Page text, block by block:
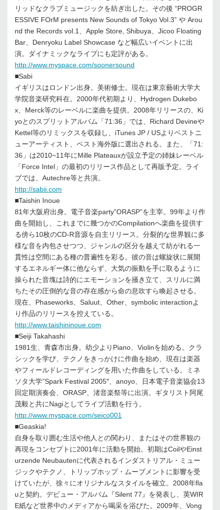
リッドなクラブミュージックを紡ぎ出した。その後 “PROGR
ESSIVE FOrM presents New Sounds of Tokyo Vol.3” や Arou
nd the Records vol.1、Apple Store, Shibuya、Jicoo Floating
Bar、Denryoku Label Showcase など幅広いイベントに出
演。ダイナミックなライブにも定評がある。
http://www.myspace.com/soonersound
■Sabi
イギリスはロンドン出身。美術修士。現在は東京藝術大学大
学院音楽研究科在。2000年代初期より、Hydrogen Dukebo
x、Merck等のレーベルに楽曲を提供。2008年リリースの、Ki
yoとのスプリットアルバム「71:36」では、Richard Devineや
Kettel等のリミックスを収録し、iTunes JP / USよりベストニ
ューアーティスト、ベスト海外版に選出される。また、「71:
36」は2010~11年にMille Plateauxが設立予定の姉妹レーベル
「Force Intel」の最初のリリース作品として再販予定。ライ
ブでは、Autechre等と共演。
http://sabii.com
■Taishin Inoue
81年大阪府出身。電子音楽party”ORASP”を主宰。99年より作
曲を開始し、これまでに幾つかのCompilationへ楽曲を提供す
る傍ら10枚のCD-R音源を自主リリース。分裂的な世界観に多
様な音を内包させつつ、ジャンルの区分を越えて紡がれる一
貫性は空間にある種の普遍性を彩る。彼の音は螺旋状に展開
するエネルギー体に他ならず、大気の振動を手に取るように
操られた音塊は詩的にエモーションを掻き立て、スリルに満
ちたその圧倒的な音の存在感から命の息吹すら喚起させる。
現在、Phaseworks、Saluut、Other、symbolic interactionよ
り作品のリリースを控えている。
http://www.taishininoue.com
■Seiji Takahashi
1981生、青森市出身。幼少よりPiano、Violinを始める。クラ
シックを学び、テクノをきっかけに作曲を始め、現在は楽器
やフィールドレコーディングを用いた作曲をしている。ミネ
ソタ大学”Spark Festival 2005″、anoyo、日本電子音楽協会13
回定期演奏会、ORASP、渚音楽祭等に出演。ギタリスト阿尾
茂毅と共にNagiとしてライブ活動を行う。
http://www.myspace.com/seico001
■Geaskia!
自身を取り囲む生活や他人との関わり、またはその世界観の
再現をコンセプトに2001年に活動を開始。初期はCoilやEinst
urzende Neubautenに代表されるインダストリアル・ミュー
ジックやテクノ、トリップホップ・ムーブメントに影響を受
けていたが、徐々にオリジナルなスタイルを確立。2008年fla
uと契約。デビュー・アルバム『Silent 77』を発表し、英WIR
E紙など世界中のメディアから喝采を浴びた。2009年、Vong